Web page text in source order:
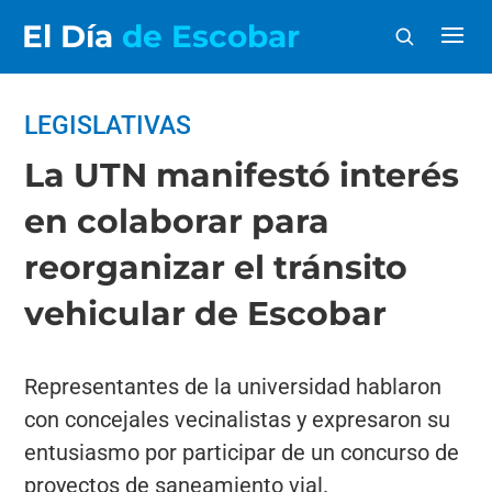
El Día de Escobar
LEGISLATIVAS
La UTN manifestó interés
en colaborar para
reorganizar el tránsito
vehicular de Escobar
Representantes de la universidad hablaron
con concejales vecinalistas y expresaron su
entusiasmo por participar de un concurso de
proyectos de saneamiento vial.